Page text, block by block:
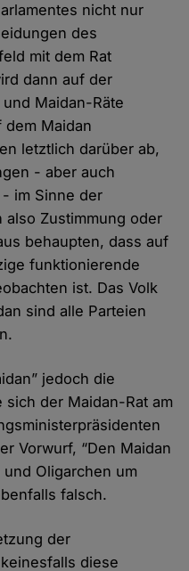
nicht nur
des
mit dem Rat
dann auf der
Maidan-Räte
Maidan
letztlich darüber ab,
- aber auch
im Sinne der
Zustimmung oder
behaupten, dass auf
funktionierende
ist. Das Volk
sind alle Parteien
jedoch die
der Maidan-Rat am
Vorwurf, “Den Maidan
Oligarchen um
falsch.
der
diese